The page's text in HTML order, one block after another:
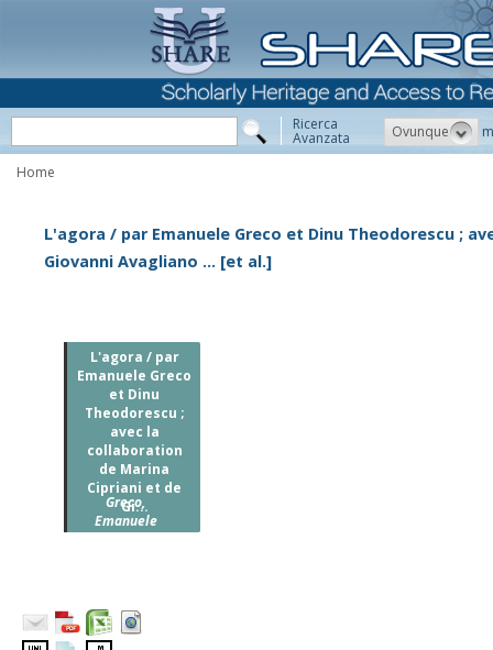
Ricerca
Avanzata Ovunque
Home
L'agora / par Emanuele Greco et Dinu Theodorescu ;
Giovanni Avagliano ... [et al.]
L'agora / par
Emanuele Greco
et Dinu
Theodorescu ;
avec la
collaboration
de Marina
Cipriani et de
Gi...
Greco,
Emanuele